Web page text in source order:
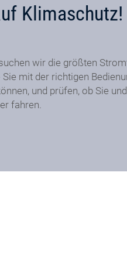
Klimaschutz!
wir die größten
mit der richtigen
und prüfen, ob Sie
fahren.